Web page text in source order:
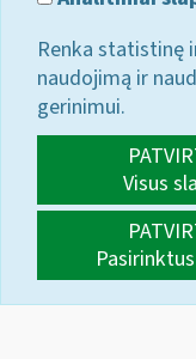
Renka statistinę
naudojimą ir
gerinimui.
Visus